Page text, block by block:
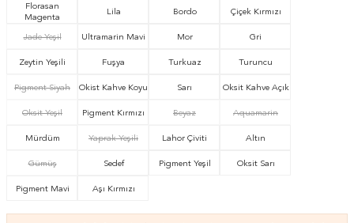
Florasan
Magenta
Lila Bordo Çiçek Kırmızı
Jade Yeşil Ultramarin Mavi Mor Gri
Zeytin Yeşili Fuşya Turkuaz Turuncu
Pigment Siyah Okist Kahve Koyu Sarı Oksit Kahve Açık
Oksit Yeşil Pigment Kırmızı Beyaz Aquamarin
Mürdüm Yaprak Yeşili Lahor Çiviti Altın
Gümüş Sedef Pigment Yeşil Oksit Sarı
Pigment Mavi Aşı Kırmızı